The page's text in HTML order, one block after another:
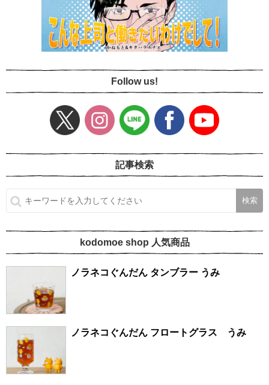
Follow us!
記事検索
kodomoe shop 人気商品
ノラネコぐんだん タンブラー うみ
ノラネコぐんだん フロートグラス うみ